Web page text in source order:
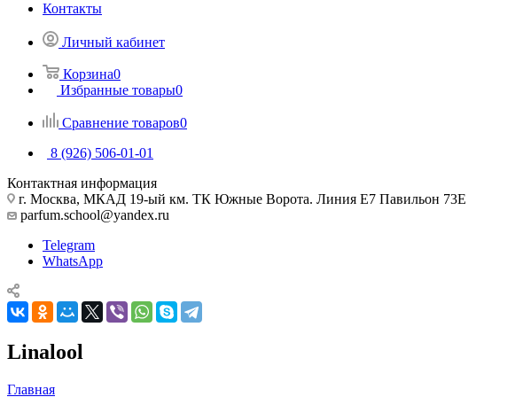
Контакты
Личный кабинет
Корзина0
Избранные товары0
Сравнение товаров0
8 (926) 506-01-01
Контактная информация
г. Москва, МКАД 19-ый км. ТК Южные Ворота. Линия Е7 Павильон 73Е
parfum.school@yandex.ru
Telegram
WhatsApp
Linalool
Главная